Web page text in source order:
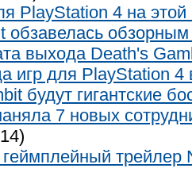
PlayStation 4 на
обзавелась
выхода Death's
игр для PlayStation 4
будут гигантские
7 новых
трейлер